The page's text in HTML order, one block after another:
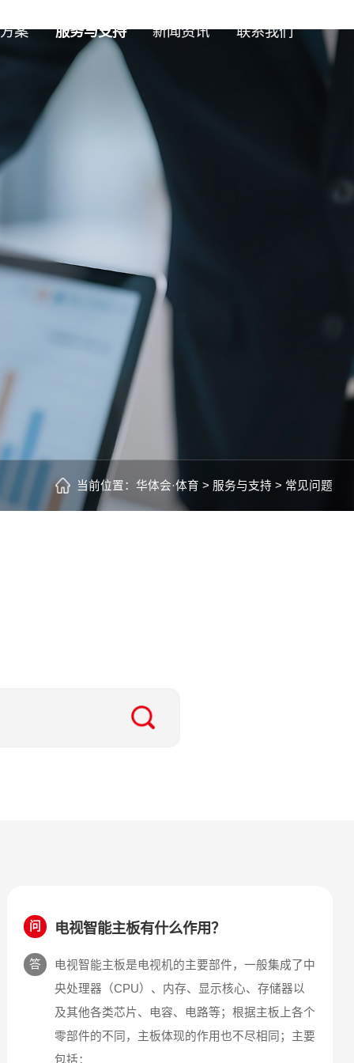
案 服务与支持 新闻资讯 联系我们
当前位置：华体会·体育 > 服务与支持 > 常见问题
问 电视智能主板有什么作用？
答
电视智能主板是电视机的主要部件，一般集成了中
央处理器（CPU）、内存、显示核心、存储器以
及其他各类芯片、电容、电路等；根据主板上各个
零部件的不同，主板体现的作用也不尽相同；主要
包括：